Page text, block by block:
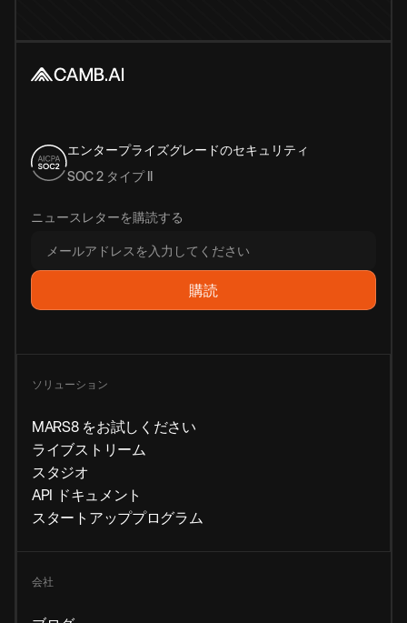
エンタープライズグレードのセキュリティ
SOC 2 タイプ II
ニュースレターを購読する
ソリューション
MARS8 をお試しください
ライブストリーム
スタジオ
API ドキュメント
スタートアッププログラム
会社